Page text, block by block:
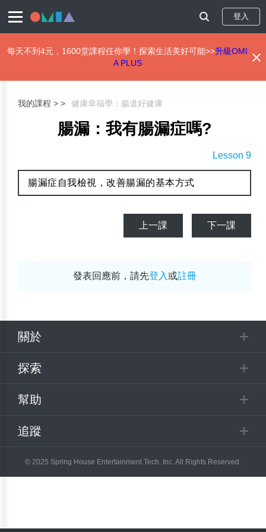
登入
每天不到4元，1600堂課程任你學！探索生活美好可能>>升級OMI
A PLUS
我的課程 > 健康幸福學：腸道好健康
腸漏：我有腸漏症嗎?
Lesson 9
腸漏症自我檢視，改善腸漏的基本方式
上一課 下一課
發表回應前，請先登入或註冊
關於
探索
幫助
追蹤
© 2025 Spring House Entertainment Tech. Inc. All Rights Reserved.